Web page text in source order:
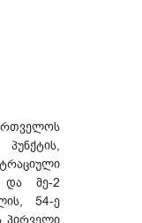
და მე-2
54-ე